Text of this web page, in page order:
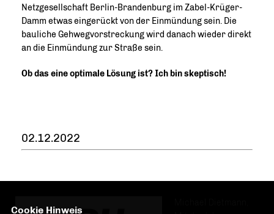
Netzgesellschaft Berlin-Brandenburg im Zabel-Krüger-
Damm etwas eingerückt von der Einmündung sein. Die
bauliche Gehwegvorstreckung wird danach wieder direkt
an die Einmündung zur Straße sein.
Ob das eine optimale Lösung ist? Ich bin skeptisch!
02.12.2022
Cookie Hinweis